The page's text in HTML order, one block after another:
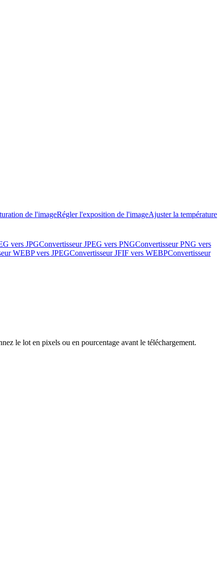
de l'imageRégler l'exposition de l'imageAjuster la température
vers JPGConvertisseur JPEG vers PNGConvertisseur PNG vers
WEBP vers JPEGConvertisseur JFIF vers WEBPConvertisseur
le lot en pixels ou en pourcentage avant le téléchargement.